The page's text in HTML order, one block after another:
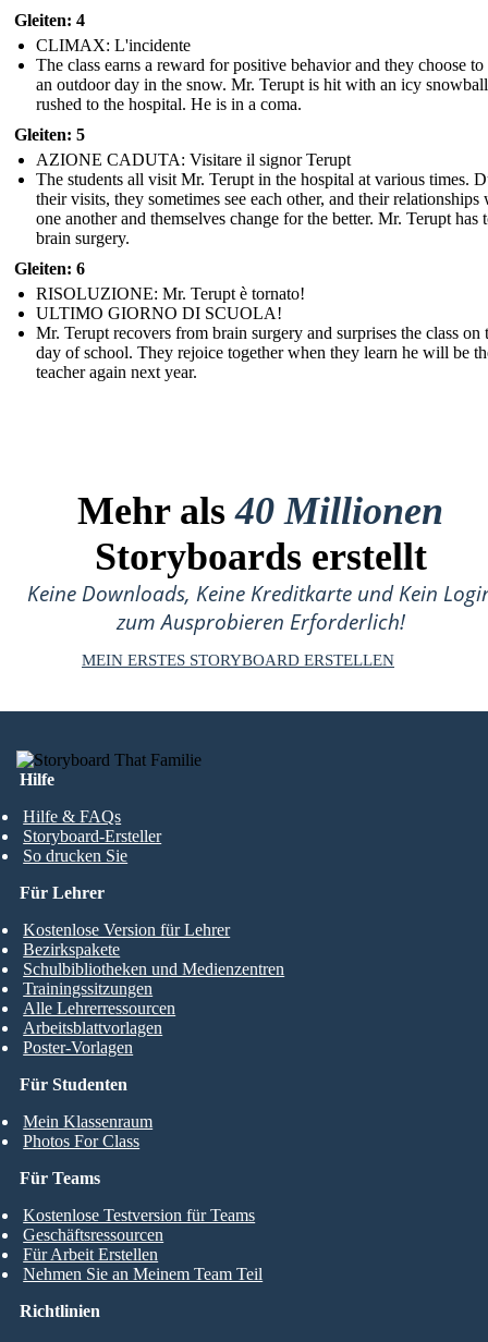
Gleiten: 4
CLIMAX: L'incidente
The class earns a reward for positive behavior and they choose to
an outdoor day in the snow. Mr. Terupt is hit with an icy
rushed to the hospital. He is in a coma.
Gleiten: 5
AZIONE CADUTA: Visitare il signor Terupt
The students all visit Mr. Terupt in the hospital at various times.
their visits, they sometimes see each other, and their relationships
one another and themselves change for the better. Mr. Terupt has
brain surgery.
Gleiten: 6
RISOLUZIONE: Mr. Terupt è tornato!
ULTIMO GIORNO DI SCUOLA!
Mr. Terupt recovers from brain surgery and surprises the class on
day of school. They rejoice together when they learn he will be
teacher again next year.
Mehr als40 Millionen
Storyboards erstellt
Keine Downloads, Keine Kreditkarte und Kein
zum Ausprobieren Erforderlich!
MEIN ERSTES STORYBOARD ERSTELLEN
Hilfe
Hilfe & FAQs
Storyboard-Ersteller
So drucken Sie
Für Studenten
Mein Klassenraum
Photos For Class
Für Lehrer
Kostenlose Version für Lehrer
Bezirkspakete
Schulbibliotheken und Medienzentren
Trainingssitzungen
Alle Lehrerressourcen
Arbeitsblattvorlagen
Poster-Vorlagen
Für Teams
Kostenlose Testversion für Teams
Geschäftsressourcen
Für Arbeit Erstellen
Nehmen Sie an Meinem Team Teil
Richtlinien